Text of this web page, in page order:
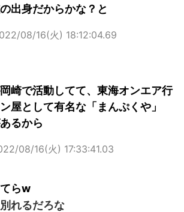
出身だからかな？と
08/16(火) 18:12:04.69
崎で活動してて、東海オンエア行
屋として有名な「まんぷくや」
るから
08/16(火) 17:33:41.03
らw
れるだろな